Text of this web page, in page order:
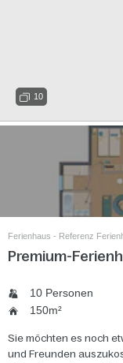
10
Ferienhaus - Referenz
Premium-
10 Personen
150m²
Sie möchten es noch
und Freunden